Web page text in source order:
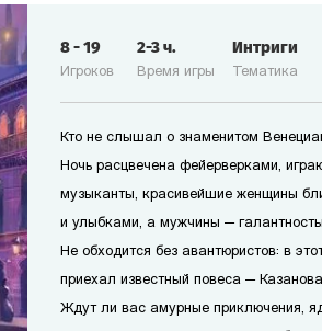
Игроков
8-19
Время игры
2-3ч.
Тематика
Интриги
Кто не слышал о знаменитом
Ночь расцвечена фейерверками,
музыканты, красивейшие женщины
и улыбками, а мужчины —
Не обходится без авантюристов: в
приехал известный повеса —
Ждут ли вас амурные приключения,